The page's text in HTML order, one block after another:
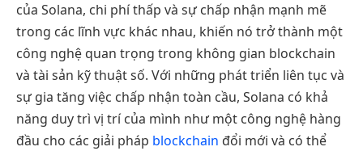
của Solana, chi phí thấp và sự chấp nhận mạnh mẽ
trong các lĩnh vực khác nhau, khiến nó trở thành một
công nghệ quan trọng trong không gian blockchain
và tài sản kỹ thuật số. Với những phát triển liên tục và
sự gia tăng việc chấp nhận toàn cầu, Solana có khả
năng duy trì vị trí của mình như một công nghệ hàng
đầu cho các giải pháp blockchain đổi mới và có thể